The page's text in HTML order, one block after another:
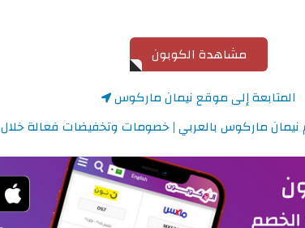
مشاهدة الكوبون
المتابعة إلى موقع نيمان ماركوس
ماركوس بالعربي | خصومات وتخفيضات فعالة خلال 2026